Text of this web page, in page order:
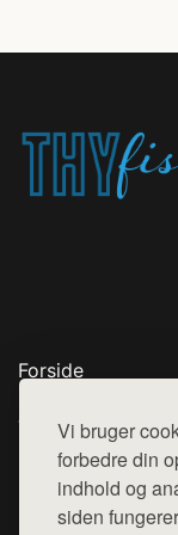
Vi bruger
forbedre din
indhold og
siden
Forside
Top Rabatter
Kontakt